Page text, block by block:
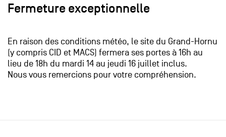
Fermeture exceptionnelle
En raison des conditions météo, le site du Grand-Hornu
(y compris CID et MACS) fermera ses portes à 16h au
lieu de 18h du mardi 14 au jeudi 16 juillet inclus.
Nous vous remercions pour votre compréhension.